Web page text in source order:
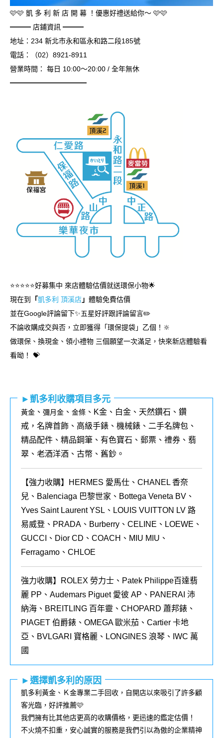
🩷🩷 凱 多 利 新 店 開 幕 ！優惠好禮送給你～ 🩷🩷
━━━ 店鋪資訊 ━━━
地址：234 新北市永和區永和路二段185號
電話：（02）8921-8911
營業時間： 每日 10:00～20:00 / 全年無休
━━━━━━━━━━━
⭐️⭐️⭐️⭐️⭐️好募集中 來店體驗估價就送環保小物🌟
現在到
「凱多利 頂溪店」 體驗免費估價
並在Google評論留下✨五星好評跟評論留言✏️
不論收購成交與否，立即獲得「環保提袋」乙個！🔆
做環保、換現金、領小禮物 三個願望一次滿足，快來新店體驗看
看呦！ 💝
►凱多利收購項目多元
黃金 、 彌月金 、 金條 、K金、白金、天然鑽石、鑽
戒，名牌首飾、高級手錶、機械錶、二手名牌包、
精品配件、精品鋼筆、有色寶石、郵票、禮券、翡
翠、老酒洋酒、古幣、舊鈔。
【強力收購】HERMES 愛馬仕、CHANEL 香奈
兒、Balenciaga 巴黎世家、Bottega Veneta BV、
Yves Saint Laurent YSL、LOUIS VUITTON LV 路
易威登、PRADA、Burberry、CELINE、LOEWE、
GUCCI、Dior CD、COACH、MIU MIU、
Ferragamo、CHLOE
強力收購】ROLEX 勞力士、 Patek Philippe百達翡
麗 PP 、 Audemars Piguet 愛彼 AP 、 PANERAI 沛
納海、 BREITLING 百年靈、 CHOPARD 蕭邦錶、
PIAGET 伯爵錶、 OMEGA 歐米茄、 Cartier 卡地
亞、 BVLGARI 寶格麗、 LONGINES 浪琴、 IWC 萬
國
►選擇凱多利的原因
凱多利黃金、Ｋ金專業二手回收，自開店以來吸引了許多顧
客光臨，好評推薦🩷
我們擁有比其他店更高的收購價格，更迅速的鑑定估價！
不火燒不扣重，安心誠實的服務是我們引以為傲的企業精神